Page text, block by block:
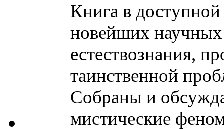
Книга в
новейших
естествознания,
таинственной
Собраны и
мистические